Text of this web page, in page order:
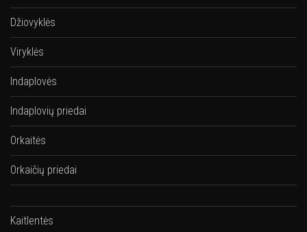
Džiovyklės
Viryklės
Indaplovės
Indaplovių priedai
Orkaitės
Orkaičių priedai
Kaitlentės